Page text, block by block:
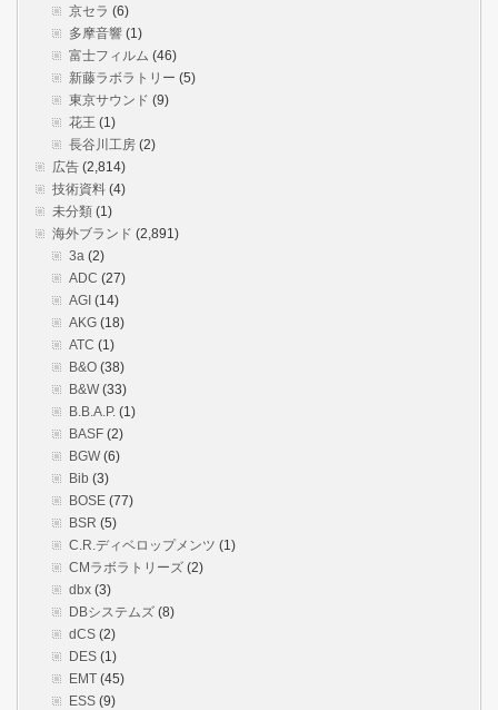
京セラ (6)
多摩音響 (1)
富士フィルム (46)
新藤ラボラトリー (5)
東京サウンド (9)
花王 (1)
長谷川工房 (2)
広告 (2,814)
技術資料 (4)
未分類 (1)
海外ブランド (2,891)
3a (2)
ADC (27)
AGI (14)
AKG (18)
ATC (1)
B&O (38)
B&W(33)
B.B.A.P. (1)
BASF (2)
BGW(6)
Bib (3)
BOSE (77)
BSR (5)
C.R.ディベロップメンツ (1)
CMラボラトリーズ (2)
dbx (3)
DBシステムズ (8)
dCS (2)
DES (1)
EMT (45)
ESS (9)